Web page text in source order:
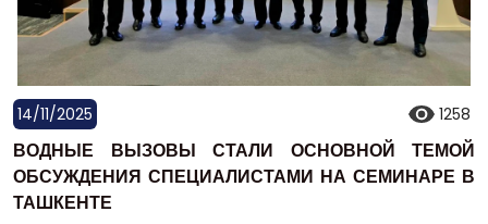
14/11/2025 1258
ВОДНЫЕ ВЫЗОВЫ СТАЛИ ОСНОВНОЙ ТЕМОЙ
ОБСУЖДЕНИЯ СПЕЦИАЛИСТАМИ НА СЕМИНАРЕ В
ТАШКЕНТЕ